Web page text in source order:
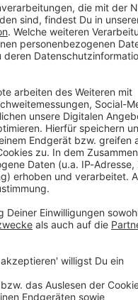
uns etwas sagen?
Studio Hotline
Kontaktformular
Sprachnachricht